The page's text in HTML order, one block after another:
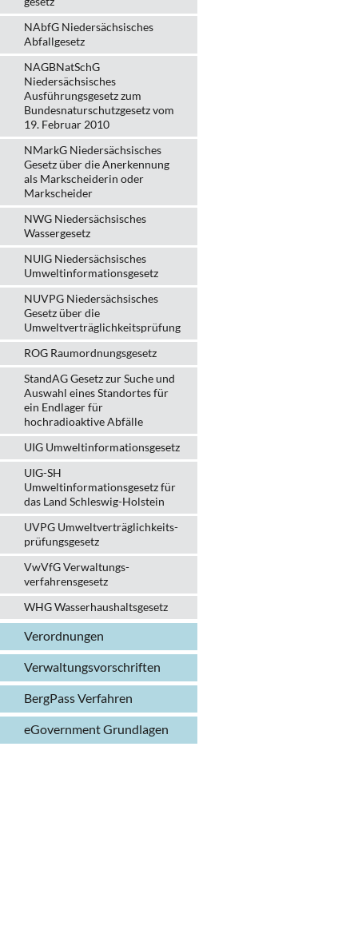
NAbfG Niedersächsisches
Abfallgesetz
NAGBNatSchG
Niedersächsisches
Ausführungsgesetz zum
Bundesnaturschutzgesetz vom
19. Februar 2010
NMarkG Niedersächsisches
Gesetz über die Anerkennung
als Markscheiderin oder
Markscheider
NWG Niedersächsisches
Wassergesetz
NUIG Niedersächsisches
Umweltinformationsgesetz
NUVPG Niedersächsisches
Gesetz über die
Umweltverträglichkeitsprüfung
ROG Raumordnungsgesetz
StandAG Gesetz zur Suche und
Auswahl eines Standortes für
ein Endlager für
hochradioaktive Abfälle
UIG Umweltinformationsgesetz
UIG-SH
Umweltinformationsgesetz für
das Land Schleswig-Holstein
UVPG Umweltverträglich­keits­
prüfungs­gesetz
VwVfG Verwaltungs­
verfahrens­gesetz
WHG Wasserhaushalts­gesetz
Verordnungen
Verwaltungs­vorschriften
BergPass Verfahren
eGovernment Grundlagen